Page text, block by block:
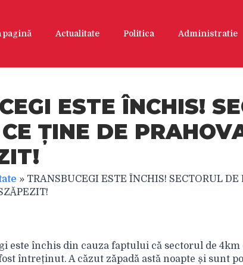
pagină Actualitate Politica Administratie
ESTE ÎNCHIS!
ȚINE DE
» TRANSBUCEGI ESTE ÎNCHIS! SECTORUL DE
este închis din cauza faptului că sectorul de
întreținut. A căzut zăpadă astă noapte și sunt